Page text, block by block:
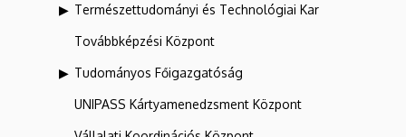
Természettudományi és Technológiai Kar
Továbbképzési Központ
Tudományos Főigazgatóság
UNIPASS Kártyamenedzsment Központ